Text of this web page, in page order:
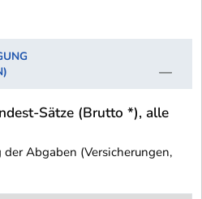
Sätze (Brutto *), alle
Abgaben (Versicherungen,